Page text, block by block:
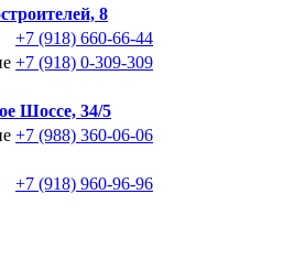
8
+7 (918) 660-66-44
+7 (918) 0-309-309
Шоссе, 34/5
+7 (988) 360-06-06
+7 (918) 960-96-96